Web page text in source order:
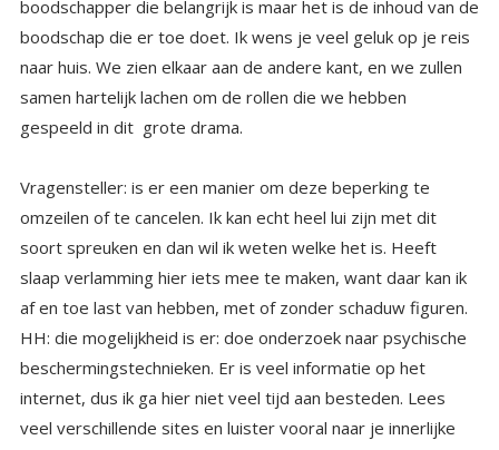
gespeeld in dit grote drama.
Vragensteller: is er een manier om deze beperking te
omzeilen of te cancelen. Ik kan echt heel lui zijn met dit
soort spreuken en dan wil ik weten welke het is. Heeft
slaap verlamming hier iets mee te maken, want daar kan ik
af en toe last van hebben, met of zonder schaduw figuren.
HH: die mogelijkheid is er: doe onderzoek naar psychische
beschermingstechnieken. Er is veel informatie op het
internet, dus ik ga hier niet veel tijd aan besteden. Lees
veel verschillende sites en luister vooral naar je innerlijke
stem. Je ziel zal je begeleiden als je erom vraagt. Het
spreekt de taal van gevoelens ( emoties zijn niet hetzelfde